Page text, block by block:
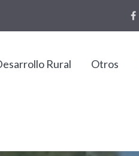
Rural Otros